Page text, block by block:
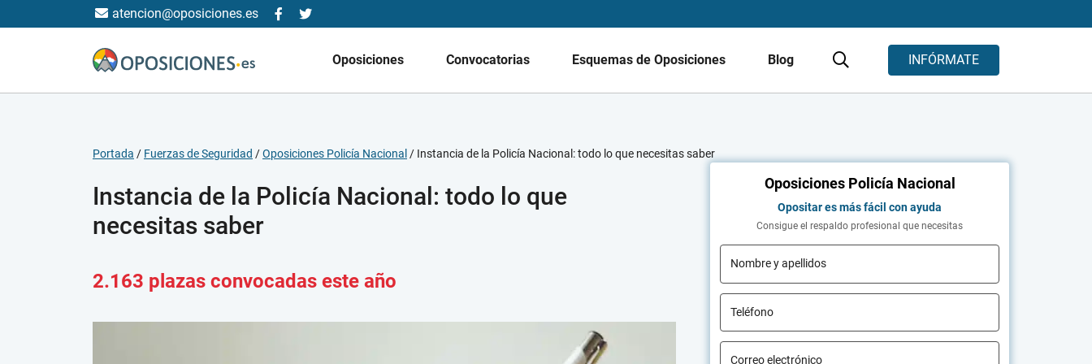
atencion@oposiciones.es
Oposiciones Convocatorias Esquemas de Oposiciones Blog INFÓRMATE
Portada / Fuerzas de Seguridad /Oposiciones Policía Nacional / Instancia de la Policía Nacional: todo lo que necesitas saber
Instancia de la Policía Nacional: todo lo que
necesitas saber
2.163 plazas convocadas este año
Oposiciones Policía Nacional
Opositar es más fácil con ayuda
Consigue el respaldo profesional que necesitas
Nombre y apellidos
Teléfono
Correo electrónico